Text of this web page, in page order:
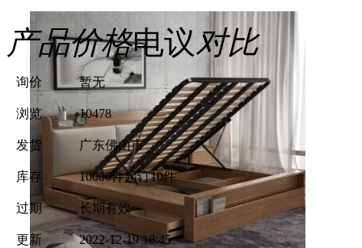
产品价格电议对比
询价 暂无
浏览 10478
发货 广东佛山市
库存 10000件起订10件
过期 长期有效
更新 2022-12-19 18:45